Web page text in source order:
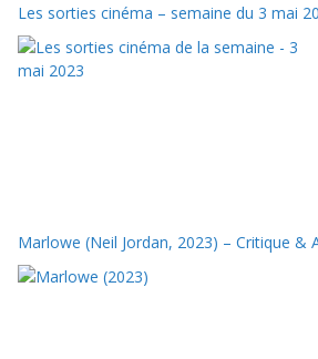
Les sorties cinéma – semaine du 3 mai
Marlowe (Neil Jordan, 2023) – Critique &